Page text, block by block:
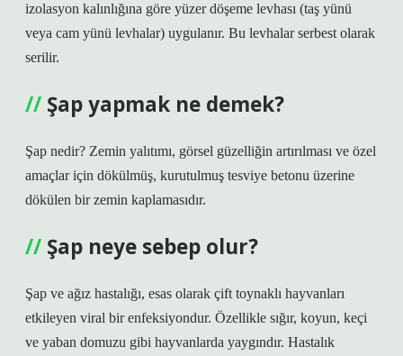
izolasyon kalınlığına göre yüzer döşeme levhası (taş yünü
veya cam yünü levhalar) uygulanır. Bu levhalar serbest olarak
serilir.
Şap yapmak ne demek?
Şap nedir? Zemin yalıtımı, görsel güzelliğin artırılması ve özel
amaçlar için dökülmüş, kurutulmuş tesviye betonu üzerine
dökülen bir zemin kaplamasıdır.
Şap neye sebep olur?
Şap ve ağız hastalığı, esas olarak çift toynaklı hayvanları
etkileyen viral bir enfeksiyondur. Özellikle sığır, koyun, keçi
ve yaban domuzu gibi hayvanlarda yaygındır. Hastalık